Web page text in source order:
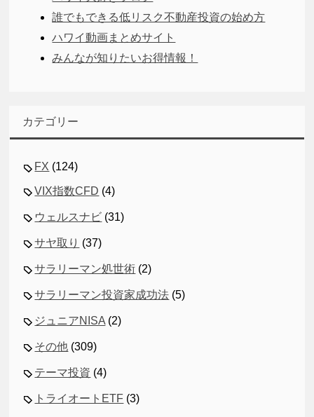
誰でもできる低リスク不動産投資の始め方
ハワイ動画まとめサイト
みんなが知りたいお得情報！
カテゴリー
FX (124)
VIX指数CFD (4)
ウェルスナビ (31)
サヤ取り (37)
サラリーマン処世術 (2)
サラリーマン投資家成功法 (5)
ジュニアNISA (2)
その他 (309)
テーマ投資 (4)
トライオートETF (3)